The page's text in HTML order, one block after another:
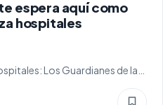
espera aquí como
hospitales
Los Guardianes de la
auxiliar de limpieza en
un…